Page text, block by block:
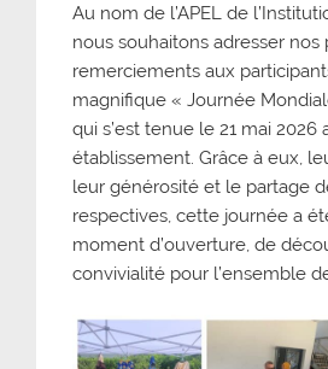
Au nom de l’APEL de
nous souhaitons adresser nos
remerciements aux
magnifique « Journée
qui s’est tenue le 21 mai 2026
établissement. Grâce à eux,
leur générosité et le partage
respectives, cette journée a
moment d’ouverture, de
convivialité pour l’ensemble